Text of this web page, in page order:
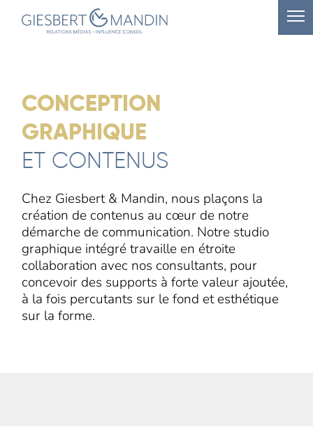
CONCEPTION
GRAPHIQUE
ET CONTENUS
Chez Giesbert & Mandin, nous plaçons la
création de contenus au cœur de notre
démarche de communication. Notre studio
graphique intégré travaille en étroite
collaboration avec nos consultants, pour
concevoir des supports à forte valeur ajoutée,
à la fois percutants sur le fond et esthétique
sur la forme.